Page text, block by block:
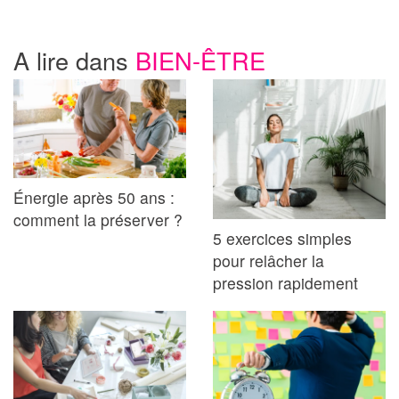
A lire dans BIEN-ÊTRE
Énergie après 50 ans :
comment la préserver ?
5 exercices simples
pour relâcher la
pression rapidement